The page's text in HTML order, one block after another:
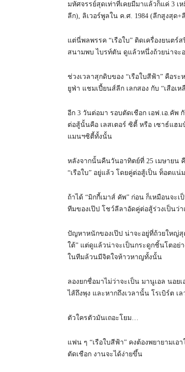
มหัศจรรย์สุดเท่าที่เคยมีมาแล้วก็แค่ 3 เ
ลีก), ลิเวอร์พูลใน ค.ศ. 1984 (ลีกสูงสุด
แต่นี่พลพรรค “เรือใบ” ติดเครื่องยนตร์
สนามพบ ไบรท์ตัน ดูแล้วหนึ่งถ้วยน่าจะ
ช่วงเวลาสุกดิบของ “เรือใบสีฟ้า” คือร
ยูฟ่า แชมเปี้ยนส์ลีก เลกสอง กับ “เสือเ
อีก 3 วันต่อมา รอบตัดเชือก เอฟ.เอ.คั
ต่อสู้นั้นคือ เลสเตอร์ ซิตี้ หรือ เซาธ์แฮ
แมนฯซิตี้ทั้งนั้น
หลังจากนั้นคืนวันอาทิตย์ที่ 25 เมษายน
“เรือใบ” อยู่แล้ว โดยคู่ต่อสู้เป็น ท็อตแ
ถ้าได้ “มิกกี้เมาส์ คัพ” ก่อน ก็เหมือนจะ
ทีมของเป๊ป โชว์ลีลาอัดคู่ต่อสู้ร่วงเป็นว่า
ปัญหาหนักของเป๊ป น่าจะอยู่ที่ถ้วยใหญ่สุ
ใต้” แต่ดูแล้วน่าจะเป็นกระดูกชิ้นโตอ
ในทีมล้วนมีจิตใจห้าวหาญทั้งนั้น
ลองยกชื่อมาไม่ว่าจะเป็น มานูเอล นอ
ไส้ถึงพุง และหากถึงเวลานั้น โรเบิร์ต
ตัวใครตัวมันเถอะโยม…
แฟน ๆ “เรือใบสีฟ้า” คงต้องพยายามเอ
ตัดเชือก งานจะได้ง่ายขึ้น